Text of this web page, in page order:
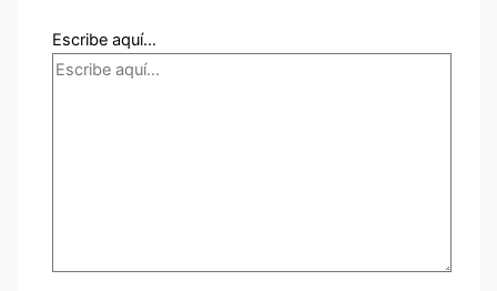
Escribe aquí...